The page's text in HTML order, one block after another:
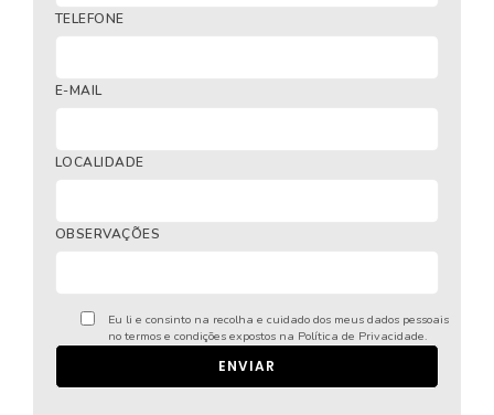
TELEFONE
E-MAIL
LOCALIDADE
OBSERVAÇÕES
Eu li e consinto na recolha e cuidado dos meus dados pessoais
no termos e condições expostos na Política de Privacidade.
ENVIAR